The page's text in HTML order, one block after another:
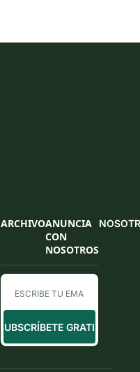
ARCHIVOANUNCIA
CON
NOSOTROS
SUBSCRÍBETE GRATIS